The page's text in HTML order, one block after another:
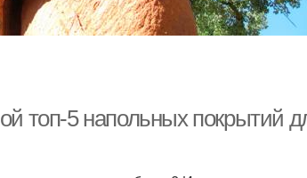
топ-5 напольных покрытий